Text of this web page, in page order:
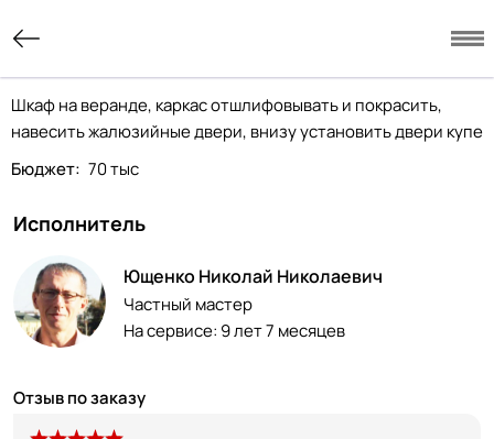
Шкаф на веранде, каркас отшлифовывать и покрасить,
навесить жалюзийные двери, внизу установить двери купе
Бюджет: 70 тыс
Исполнитель
Ющенко Николай Николаевич
Частный мастер
На сервисе: 9 лет 7 месяцев
Отзыв по заказу